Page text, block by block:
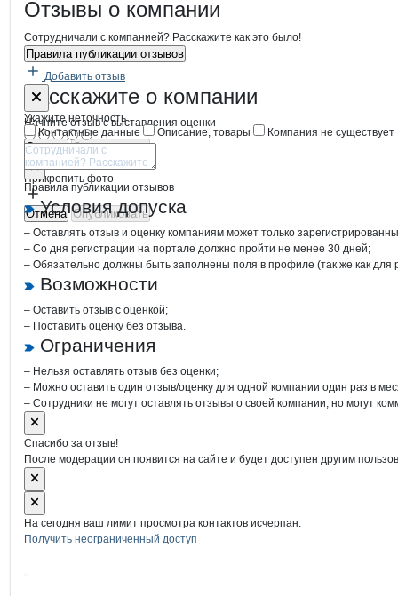
Новости oФрез, ООО
Отзывы о компании
Сотрудничали с компанией? Расскажите как это было!
Правила публикации отзывов
Добавить отзыв
Расскажите о компании
Начните отзыв с выставления оценки
Прикрепить фото
Отмена Опубликовать
Форма обратной связи о
Укажите неточность
Контактные данные
Описание, товары Компания не существует
Отмена Опубликовать
Правила публикации отзывов
Условия допуска
– Оставлять отзыв и оценку компаниям может только
– Со дня регистрации на портале должно пройти не менее 30 дней;
– Обязательно должны быть заполнены поля в профиле (так же как
Возможности
– Оставить отзыв с оценкой;
– Поставить оценку без отзыва.
Ограничения
– Нельзя оставлять отзыв без оценки;
– Можно оставить один отзыв/оценку для одной компании один раз в
– Сотрудники не могут оставлять отзывы о своей компании, но могут
Спасибо за отзыв!
После модерации он появится на сайте и будет доступен другим
На сегодня ваш лимит просмотра контактов исчерпан.
Получить неограниченный доступ